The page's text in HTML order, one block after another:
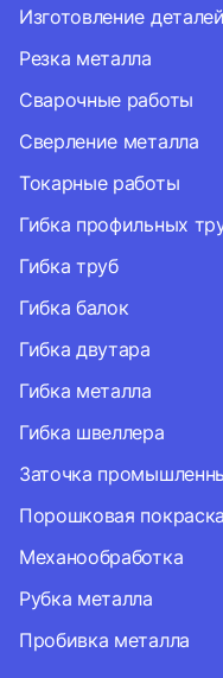
Изготовление
Резка металла
Сварочные работы
Сверление металла
Токарные работы
Гибка профильных
Гибка труб
Гибка балок
Гибка двутара
Гибка металла
Гибка швеллера
Заточка
Порошковая покраска
Механообработка
Рубка металла
Пробивка металла